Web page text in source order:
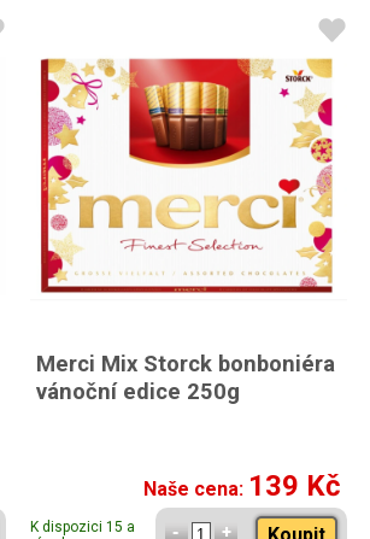
Merci Mix Storck bonboniéra
vánoční edice 250g
Naše cena: 139 Kč
K dispozici 15 a